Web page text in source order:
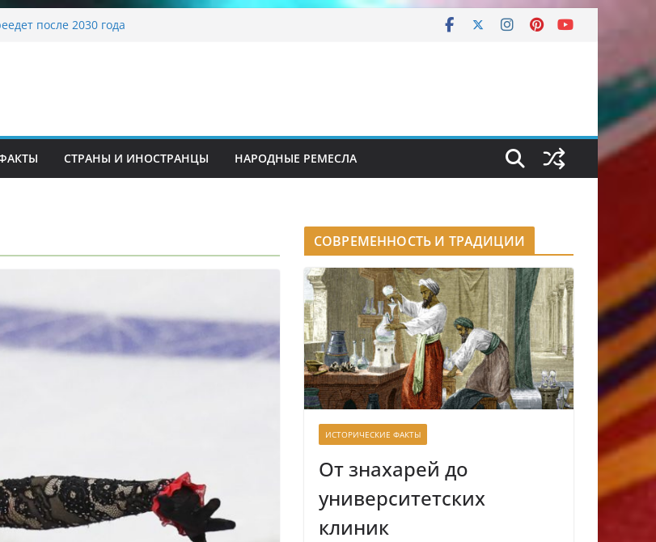
узоры: символика и
клиник
перекрёстков
СТРАНЫ И ИНОСТРАНЦЫ НАРОДНЫЕ РЕМЕСЛА
СОВРЕМЕННОСТЬ И ТРАДИЦИИ
ИСТОРИЧЕСКИЕ ФАКТЫ
От знахарей до
университетских
клиник